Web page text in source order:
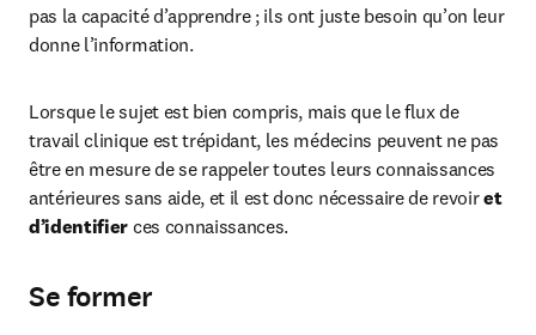
pas la capacité d’apprendre ; ils ont juste besoin qu’on leur
donne l’information.
Lorsque le sujet est bien compris, mais que le flux de
travail clinique est trépidant, les médecins peuvent ne pas
être en mesure de se rappeler toutes leurs connaissances
antérieures sans aide, et il est donc nécessaire de revoir et
d’identifier ces connaissances.
Se former